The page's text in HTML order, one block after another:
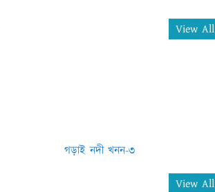
View All
গড়াই নদী খনন-৩
View All